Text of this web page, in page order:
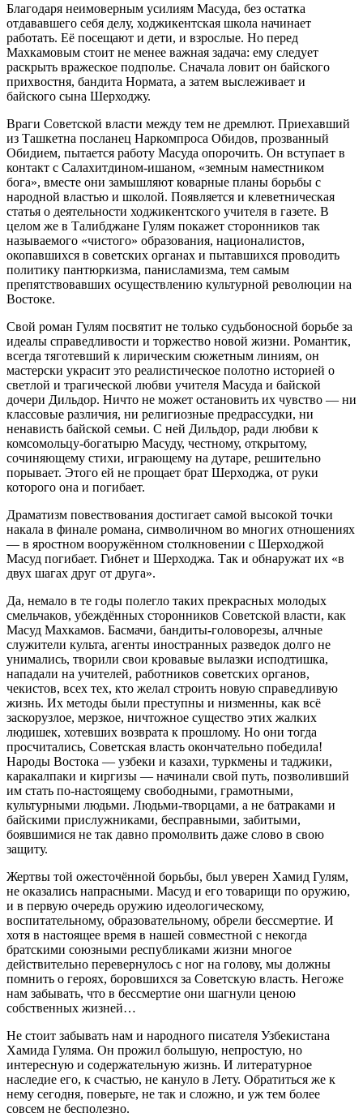
Благодаря неимоверным усилиям Масуда, без остатка
отдававшего себя делу, ходжикентская школа начинает
работать. Её посещают и дети, и взрослые. Но перед
Махкамовым стоит не менее важная задача: ему следует
раскрыть вражеское подполье. Сначала ловит он байского
прихвостня, бандита Нормата, а затем выслеживает и
байского сына Шерходжу.
Враги Советской власти между тем не дремлют. Приехавший
из Ташкетна посланец Наркомпроса Обидов, прозванный
Обидием, пытается работу Масуда опорочить. Он вступает в
контакт с Салахитдином-ишаном, «земным наместником
бога», вместе они замышляют коварные планы борьбы с
народной властью и школой. Появляется и клеветническая
статья о деятельности ходжикентского учителя в газете. В
целом же в Талибджане Гулям покажет сторонников так
называемого «чистого» образования, националистов,
окопавшихся в советских органах и пытавшихся проводить
политику пантюркизма, панисламизма, тем самым
препятствовавших осуществлению культурной революции на
Востоке.
Свой роман Гулям посвятит не только судьбоносной борьбе за
идеалы справедливости и торжество новой жизни. Романтик,
всегда тяготевший к лирическим сюжетным линиям, он
мастерски украсит это реалистическое полотно историей о
светлой и трагической любви учителя Масуда и байской
дочери Дильдор. Ничто не может остановить их чувство — ни
классовые различия, ни религиозные предрассудки, ни
ненависть байской семьи. С ней Дильдор, ради любви к
комсомольцу-богатырю Масуду, честному, открытому,
сочиняющему стихи, играющему на дутаре, решительно
порывает. Этого ей не прощает брат Шерходжа, от руки
которого она и погибает.
Драматизм повествования достигает самой высокой точки
накала в финале романа, символичном во многих отношениях
— в яростном вооружённом столкновении с Шерходжой
Масуд погибает. Гибнет и Шерходжа. Так и обнаружат их «в
двух шагах друг от друга».
Да, немало в те годы полегло таких прекрасных молодых
смельчаков, убеждённых сторонников Советской власти, как
Масуд Махкамов. Басмачи, бандиты-головорезы, алчные
служители культа, агенты иностранных разведок долго не
унимались, творили свои кровавые вылазки исподтишка,
нападали на учителей, работников советских органов,
чекистов, всех тех, кто желал строить новую справедливую
жизнь. Их методы были преступны и низменны, как всё
заскорузлое, мерзкое, ничтожное существо этих жалких
людишек, хотевших возврата к прошлому. Но они тогда
просчитались, Советская власть окончательно победила!
Народы Востока — узбеки и казахи, туркмены и таджики,
каракалпаки и киргизы — начинали свой путь, позволивший
им стать по-настоящему свободными, грамотными,
культурными людьми. Людьми-творцами, а не батраками и
байскими прислужниками, бесправными, забитыми,
боявшимися не так давно промолвить даже слово в свою
защиту.
Жертвы той ожесточённой борьбы, был уверен Хамид Гулям,
не оказались напрасными. Масуд и его товарищи по оружию,
и в первую очередь оружию идеологическому,
воспитательному, образовательному, обрели бессмертие. И
хотя в настоящее время в нашей совместной с некогда
братскими союзными республиками жизни многое
действительно перевернулось с ног на голову, мы должны
помнить о героях, боровшихся за Советскую власть. Негоже
нам забывать, что в бессмертие они шагнули ценою
собственных жизней…
Не стоит забывать нам и народного писателя Узбекистана
Хамида Гуляма. Он прожил большую, непростую, но
интересную и содержательную жизнь. И литературное
наследие его, к счастью, не кануло в Лету. Обратиться же к
нему сегодня, поверьте, не так и сложно, и уж тем более
совсем не бесполезно.